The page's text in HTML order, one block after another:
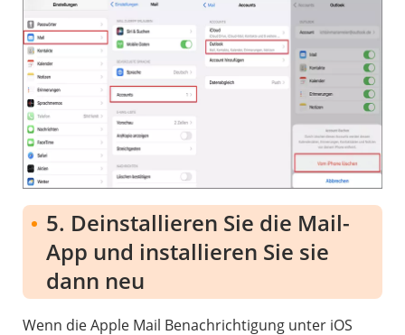
5. Deinstallieren Sie die Mail-
App und installieren Sie sie
dann neu
Wenn die Apple Mail Benachrichtigung unter iOS